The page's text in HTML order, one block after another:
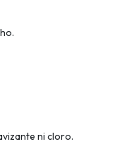
ni cloro.